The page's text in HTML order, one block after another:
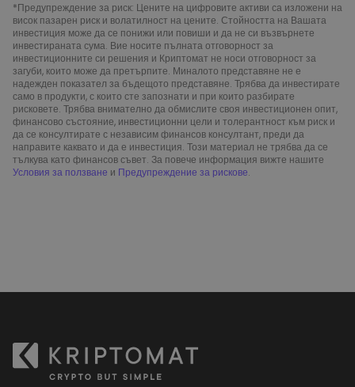
*Предупреждение за риск: Цените на цифровите активи са изложени на
висок пазарен риск и волатилност на цените. Стойността на Вашата
инвестиция може да се понижи или повиши и да не си възвърнете
инвестираната сума. Вие носите пълната отговорност за
инвестиционните си решения и Криптомат не носи отговорност за
загуби, които може да претърпите. Миналото представяне не е
надежден показател за бъдещото представяне. Трябва да инвестирате
само в продукти, с които сте запознати и при които разбирате
рисковете. Трябва внимателно да обмислите своя инвестиционен опит,
финансово състояние, инвестиционни цели и толерантност към риск и
да се консултирате с независим финансов консултант, преди да
направите каквато и да е инвестиция. Този материал не трябва да се
тълкува като финансов съвет. За повече информация вижте нашите
Условия за ползване и Предупреждение за рискове.